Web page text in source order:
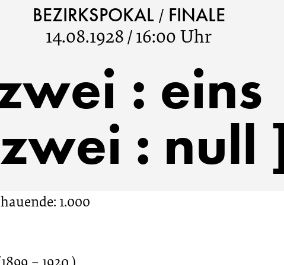
BEZIRKSPOKAL / FINALE
14.08.1928 /16:00 Uhr
: eins
[ zwei : null
1.000